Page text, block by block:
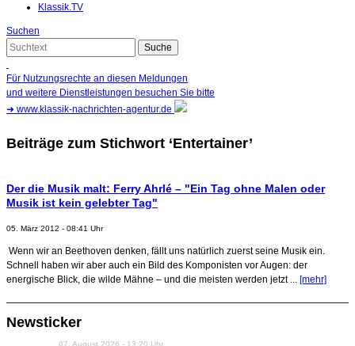
Klassik.TV
Suchen
Für Nutzungsrechte an diesen Meldungen
und weitere Dienstleistungen besuchen Sie bitte
➜ www.klassik-nachrichten-agentur.de
Beiträge zum Stichwort ‘Entertainer’
Der die Musik malt: Ferry Ahrlé – "Ein Tag ohne Malen oder
Musik ist kein gelebter Tag"
05. März 2012 - 08:41 Uhr
Wenn wir an Beethoven denken, fällt uns natürlich zuerst seine Musik ein.
Schnell haben wir aber auch ein Bild des Komponisten vor Augen: der
energische Blick, die wilde Mähne – und die meisten werden jetzt ... [mehr]
NewstickerJeunesses Musicales ausgezeichnet